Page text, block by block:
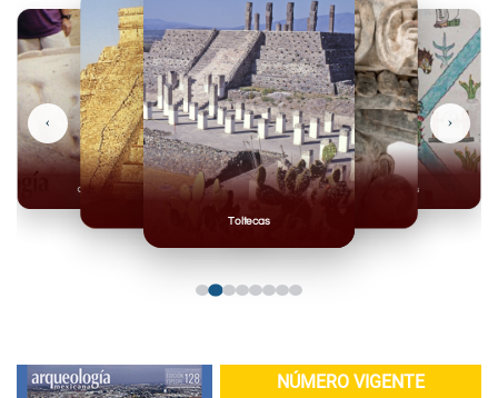
Toltecas
Mexicas
Olmecas
‹ ›
NÚMERO VIGENTE